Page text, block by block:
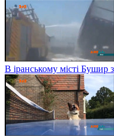
В іранському місті Бушир